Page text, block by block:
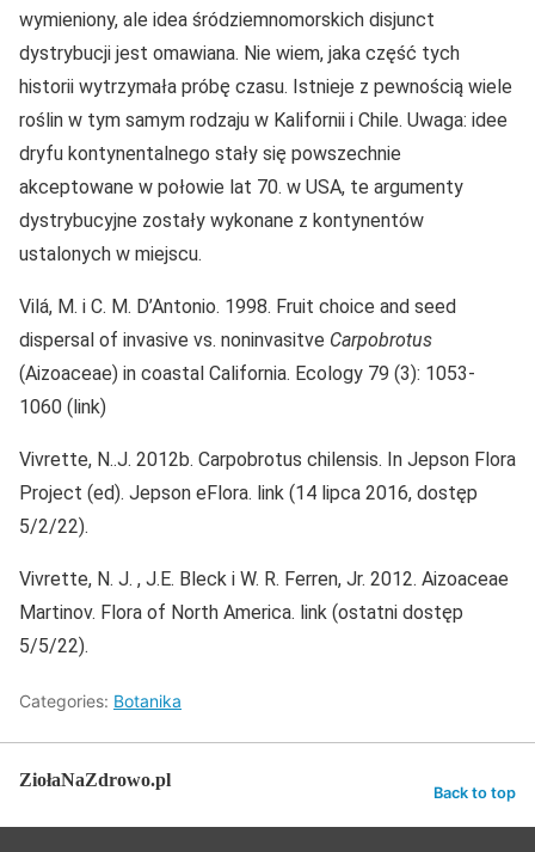
wymieniony, ale idea śródziemnomorskich disjunct
dystrybucji jest omawiana. Nie wiem, jaka część tych
historii wytrzymała próbę czasu. Istnieje z pewnością wiele
roślin w tym samym rodzaju w Kalifornii i Chile. Uwaga: idee
dryfu kontynentalnego stały się powszechnie
akceptowane w połowie lat 70. w USA, te argumenty
dystrybucyjne zostały wykonane z kontynentów
ustalonych w miejscu.
Vilá, M. i C. M. D’Antonio. 1998. Fruit choice and seed
dispersal of invasive vs. noninvasitve Carpobrotus
(Aizoaceae) in coastal California. Ecology 79 (3): 1053-
1060 (link)
Vivrette, N..J. 2012b. Carpobrotus chilensis. In Jepson Flora
Project (ed). Jepson eFlora. link (14 lipca 2016, dostęp
5/2/22).
Vivrette, N. J. , J.E. Bleck i W. R. Ferren, Jr. 2012. Aizoaceae
Martinov. Flora of North America. link (ostatni dostęp
5/5/22).
Categories: Botanika
ZiołaNaZdrowo.pl
Back to top